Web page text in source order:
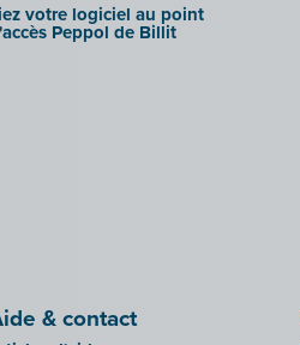
votre logiciel au point
Peppol de Billit
& contact